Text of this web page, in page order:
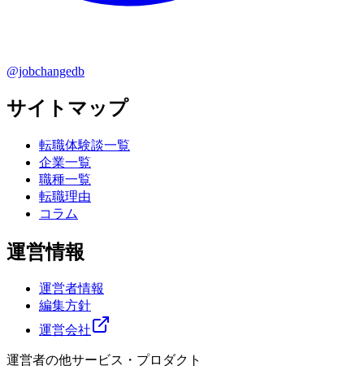
@jobchangedb
サイトマップ
転職体験談一覧
企業一覧
職種一覧
転職理由
コラム
運営情報
運営者情報
編集方針
運営会社
運営者の他サービス・プロダクト